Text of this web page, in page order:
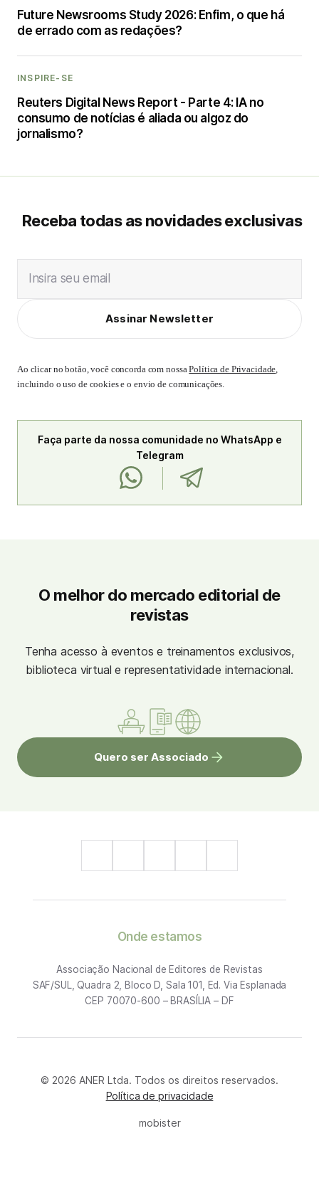
Future Newsrooms Study 2026: Enfim, o que há
de errado com as redações?
INSPIRE-SE
Reuters Digital News Report - Parte 4: IA no
consumo de notícias é aliada ou algoz do
jornalismo?
Receba todas as novidades exclusivas
Insira seu email
Assinar Newsletter
Ao clicar no botão, você concorda com nossaPolítica de Privacidade,
incluindo o uso de cookies e o envio de comunicações.
Faça parte da nossa comunidade no WhatsApp e
Telegram
O melhor do mercado editorial de
revistas
Tenha acesso à eventos e treinamentos exclusivos,
biblioteca virtual e representatividade internacional.
Quero ser Associado
Onde estamos
Associação Nacional de Editores de Revistas
SAF/SUL, Quadra 2, Bloco D, Sala 101, Ed. Via Esplanada
CEP 70070-600 – BRASÍLIA – DF
© 2026 ANER Ltda. Todos os direitos reservados.
Política de privacidade
mobister